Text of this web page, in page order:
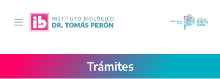
Trámites